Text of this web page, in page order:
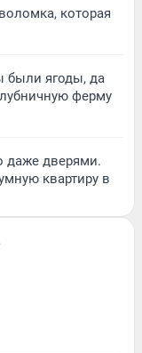
которая
были ягоды, да
ферму
даже дверями.
квартиру в